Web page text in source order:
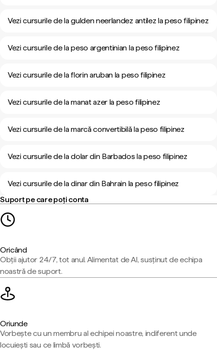
Vezi cursurile de la gulden neerlandez antilez la peso filipinez
Vezi cursurile de la peso argentinian la peso filipinez
Vezi cursurile de la florin aruban la peso filipinez
Vezi cursurile de la manat azer la peso filipinez
Vezi cursurile de la marcă convertibilă la peso filipinez
Vezi cursurile de la dolar din Barbados la peso filipinez
Vezi cursurile de la dinar din Bahrain la peso filipinez
Suport pe care poți conta
Oricând
Obții ajutor 24/7, tot anul. Alimentat de AI, susținut de echipa
noastră de suport.
Oriunde
Vorbește cu un membru al echipei noastre, indiferent unde
locuiești sau ce limbă vorbești.